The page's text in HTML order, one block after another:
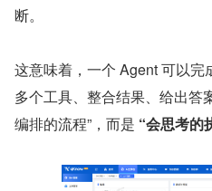
断。
这意味着，一个 Agent 可以完
多个工具、整合结果、给出答
编排的流程”，而是 “会思考的